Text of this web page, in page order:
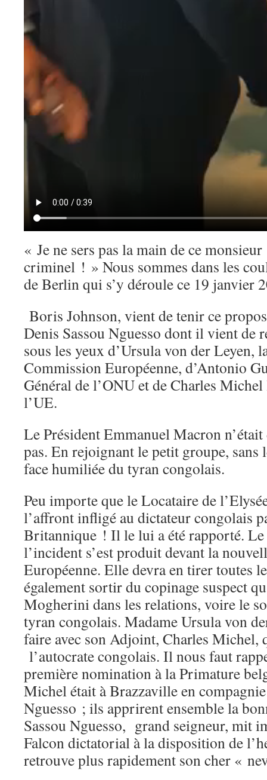
« Je ne sers pas la main de ce
criminel ! » Nous sommes dans les
de Berlin qui s’y déroule ce 19 janvier
Boris Johnson, vient de tenir ce
Denis Sassou Nguesso dont il vient de
sous les yeux d’Ursula von der Leyen,
Commission Européenne, d’Antonio
Général de l’ONU et de Charles
l’UE.
Le Président Emmanuel Macron n’était
pas. En rejoignant le petit groupe, sans
face humiliée du tyran congolais.
Peu importe que le Locataire de
l’affront infligé au dictateur congolais
Britannique ! Il le lui a été rapporté.
l’incident s’est produit devant la
Européenne. Elle devra en tirer toutes
également sortir du copinage suspect
Mogherini dans les relations, voire le
tyran congolais. Madame Ursula von
faire avec son Adjoint, Charles
l’autocrate congolais. Il nous faut
première nomination à la Primature
Michel était à Brazzaville en
Nguesso ; ils apprirent ensemble la
Sassou Nguesso, grand seigneur, mit
Falcon dictatorial à la disposition de
retrouve plus rapidement son cher «